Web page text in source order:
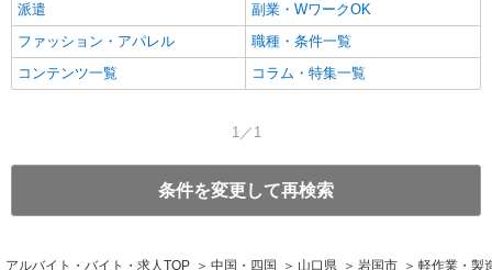
派遣
副業・WワークOK
ファッション・アパレル
職種・条件一覧
コンテンツ一覧
コラム・特集一覧
1／1
条件を変更して再検索
アルバイト・バイト・求人TOP 中国・四国 山口県 岩国市 軽作業・製